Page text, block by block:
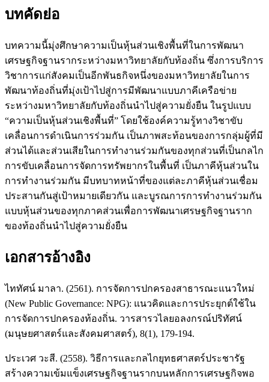
บทคัดย่อ
บทความนี้มุ่งศึกษาความเป็นหุ้นส่วนเชิงพื้นที่ในการพัฒนา
เศรษฐกิจฐานรากระหว่างมหาวิทยาลัยกับท้องถิ่น ซึ่งการบริการ
วิชาการแก่สังคมเป็นอีกพันธกิจหนึ่งของมหาวิทยาลัยในการ
พัฒนาท้องถิ่นที่มุ่งเป้าไปสู่การมีพัฒนาแบบภาคีเครือข่าย
ระหว่างมหาวิทยาลัยกับท้องถิ่นนำไปสู่ความยั่งยืน ในรูปแบบ
“ความเป็นหุ้นส่วนเชิงพื้นที่” โดยใช้องค์ความรู้ทางวิชาขับ
เคลื่อนการดำเนินการร่วมกัน เป็นภาพสะท้อนของการกลุ่มผู้ที่มี
ส่วนได้และส่วนเสียในการทำงานร่วมกันของทุกส่วนที่เป็นกลไก
การขับเคลื่อนการจัดการทรัพยากรในพื้นที่ เป็นภาคีหุ้นส่วนใน
การทำงานร่วมกัน มีบทบาทหน้าที่ของแต่ละภาคีหุ้นส่วนเชื่อม
ประสานกันสู่เป้าหมายเดียวกัน และบูรณการการทำงานร่วมกัน
แบบหุ้นส่วนของทุกภาคส่วนเพื่อการพัฒนาเศรษฐกิจฐานราก
ของท้องถิ่นนำไปสู่ความยั่งยืน
เอกสารอ้างอิง
ไททัศน์ มาลา. (2561). การจัดการปกครองสาธารณะแนวใหม่
(New Public Governance: NPG): แนวคิดและการประยุกต์ใช้ใน
การจัดการปกครองท้องถิ่น. วารสารวไลยอลงกรณ์ปริทัศน์
(มนุษยศาสตร์และสังคมศาสตร์), 8(1), 179-194.
ประเวศ วะสี. (2558). วิธีการและกลไกยุทธศาสตร์ประชารัฐ
สร้างความเข้มแข็งเศรษฐกิจฐานรากบนหลักการเศรษฐกิจพอ